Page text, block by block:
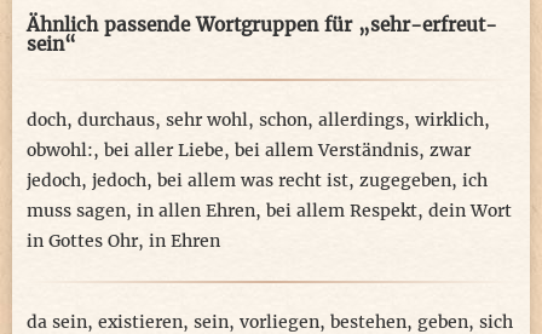
Ähnlich passende Wortgruppen für „sehr-erfreut-
sein“
doch, durchaus, sehr wohl, schon, allerdings, wirklich,
obwohl:, bei aller Liebe, bei allem Verständnis, zwar
jedoch, jedoch, bei allem was recht ist, zugegeben, ich
muss sagen, in allen Ehren, bei allem Respekt, dein Wort
in Gottes Ohr, in Ehren
da sein, existieren, sein, vorliegen, bestehen, geben, sich